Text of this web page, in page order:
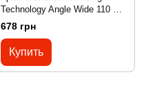
Technology Angle Wide 110 mm
black
678 грн
Купить